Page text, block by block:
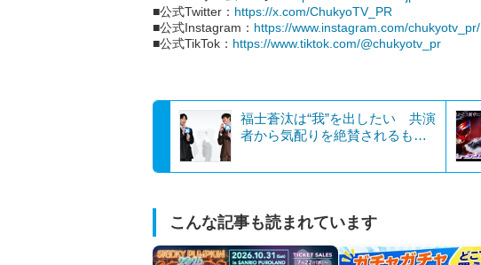
■公式Twitter： https://x.com/ChukyoTV_PR
■公式Instagram： https://www.instagram.com/chukyotv_pr/
■公式TikTok： https://www.tiktok.com/@chukyotv_pr
福士蒼汰は“我”を出したい 共演
者から気配りを絶賛されるも…
こんな記事も読まれています